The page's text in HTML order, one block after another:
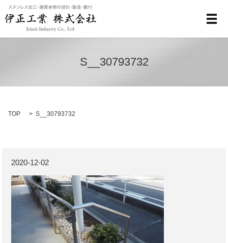
メ
S__30793732
TOP S__30793732
2020-12-02